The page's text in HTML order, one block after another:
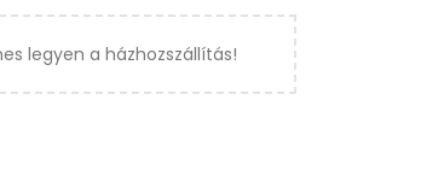
legyen a házhozszállítás!